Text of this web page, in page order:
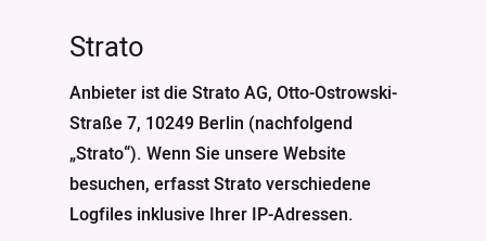
Strato
Anbieter ist die Strato AG, Otto-Ostrowski-
Straße 7, 10249 Berlin (nachfolgend
„Strato“). Wenn Sie unsere Website
besuchen, erfasst Strato verschiedene
Logfiles inklusive Ihrer IP-Adressen.